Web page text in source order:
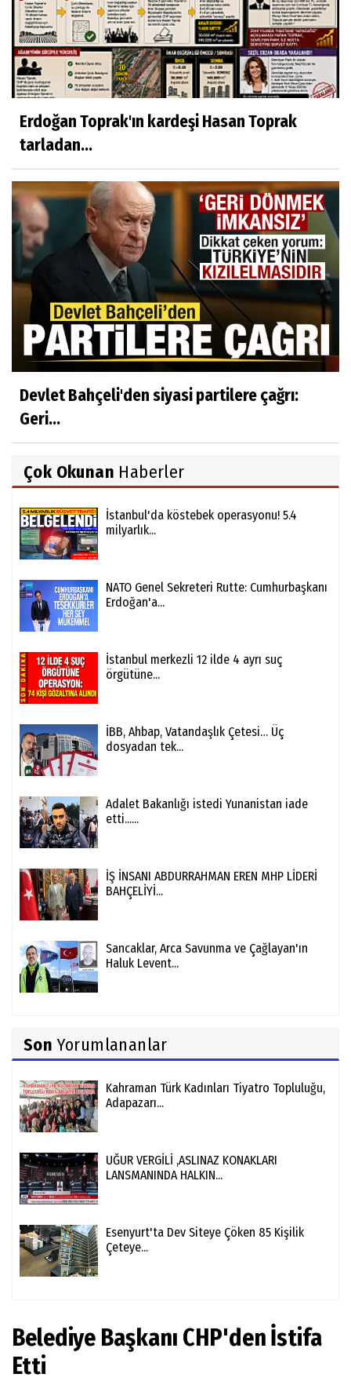
Erdoğan Toprak'ın kardeşi Hasan Toprak
tarladan...
Devlet Bahçeli'den siyasi partilere çağrı:
Geri...
Çok Okunan Haberler
İstanbul'da köstebek operasyonu! 5.4
milyarlık...
NATO Genel Sekreteri Rutte: Cumhurbaşkanı
Erdoğan'a...
İstanbul merkezli 12 ilde 4 ayrı suç
örgütüne...
İBB, Ahbap, Vatandaşlık Çetesi… Üç
dosyadan tek...
Adalet Bakanlığı istedi Yunanistan iade
etti......
İŞ İNSANI ABDURRAHMAN EREN MHP LİDERİ
BAHÇELİYİ...
Sancaklar, Arca Savunma ve Çağlayan'ın
Haluk Levent...
Son Yorumlananlar
Kahraman Türk Kadınları Tiyatro Topluluğu,
Adapazarı...
UĞUR VERGİLİ ,ASLINAZ KONAKLARI
LANSMANINDA HALKIN...
Esenyurt'ta Dev Siteye Çöken 85 Kişilik
Çeteye...
Belediye Başkanı CHP'den İstifa
Etti